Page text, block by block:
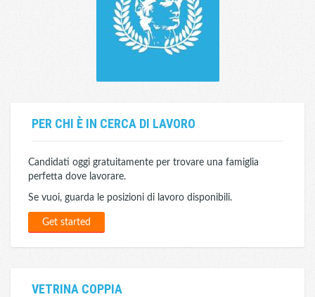
PER CHI È IN CERCA DI LAVORO
Candidati oggi gratuitamente per trovare una famiglia
perfetta dove lavorare.
Se vuoi, guarda le posizioni di lavoro disponibili.
Get started
VETRINA COPPIA